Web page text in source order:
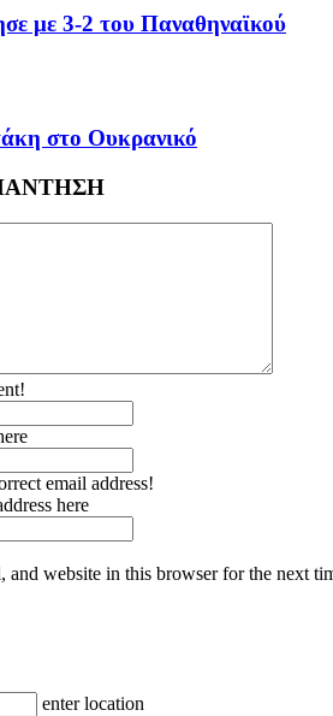
με 3-2 του Παναθηναϊκού
στο Ουκρανικό
email address!
here
and website in this browser for the next
enter location